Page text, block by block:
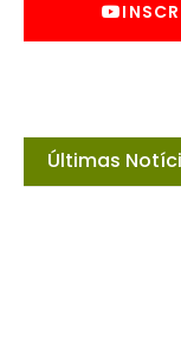
Últimas